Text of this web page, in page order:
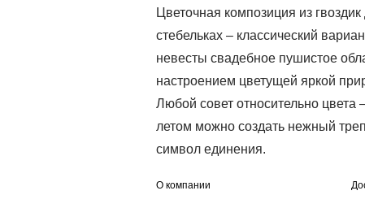
Цветочная композиция из
стебельках – классический
невесты свадебное пушистое
настроением цветущей яркой
Любой совет относительно цвета
летом можно создать нежный
символ единения.
О компании